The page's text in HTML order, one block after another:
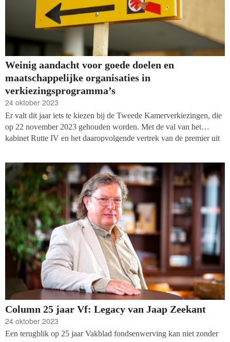
Weinig aandacht voor goede doelen en
maatschappelijke organisaties in
verkiezingsprogramma’s
24 oktober 2023
Er valt dit jaar iets te kiezen bij de Tweede Kamerverkiezingen, die
op 22 november 2023 gehouden worden. Met de val van het
kabinet Rutte IV en het daaropvolgende vertrek van de premier uit
verschijnen ten tonele met nieuwe lijsttrekkers en het politiek
landschap is opgeschud door de entree van een paar nieuwe
toetreders. Het zorgt ervoor dat het aantal kiezers wat nog tussen
partijen ‘zweeft’ heel groot is. Maar wat wil de politiek met de
filantropische sector? Wat schrijven ze in hun programma’s over
bijvoorbeeld maatschappelijke organisaties, doneren, impact en
vrijwilligerswerk? Een inventarisatie van de programma’s van de
tien grootst gepeilde partijen.
Column 25 jaar Vf: Legacy van Jaap Zeekant
24 oktober 2023
Een terugblik op 25 jaar Vakblad fondsenwerving kan niet zonder